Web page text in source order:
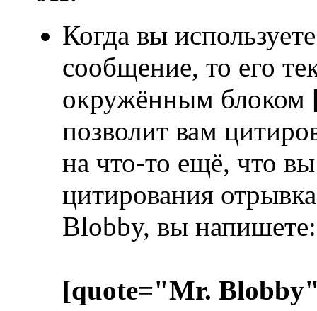
Когда вы
сообщение, то его
окружённым блоком
позволит вам
на что-то ещё, что
цитирования
Blobby, вы напишете:
[quote="Mr.